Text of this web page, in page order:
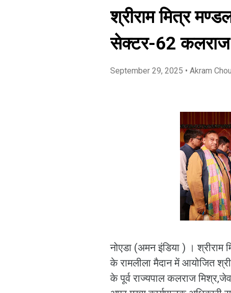
श्रीराम मित्र मण्डल
सेक्टर-62 कलराज
September 29, 2025 • Akram
नोएडा (अमन इंडिया ) । श्रीराम
के रामलीला मैदान में आयोजित
के पूर्व राज्यपाल कलराज